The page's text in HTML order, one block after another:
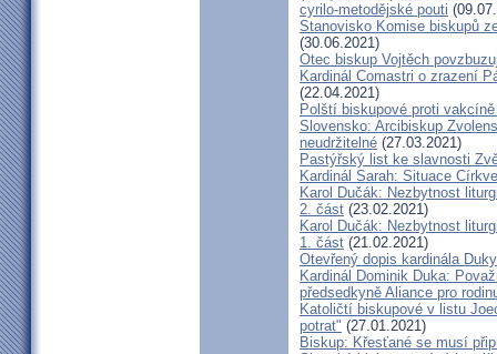
cyrilo-metodějské pouti
Stanovisko Komise biskupů
(30.06.2021)
Otec biskup Vojtěch
Kardinál Comastri o zrazení
(22.04.2021)
Polští biskupové proti
Slovensko: Arcibiskup
neudržitelné (27.03.2021)
Pastýřský list ke slavnosti
Kardinál Sarah: Situace
Karol Dučák: Nezbytnost
2. část (23.02.2021)
Karol Dučák: Nezbytnost
1. část (21.02.2021)
Otevřený dopis kardinála
Kardinál Dominik Duka:
předsedkyně Aliance pro
Katoličtí biskupové v listu
potrat" (27.01.2021)
Biskup: Křesťané se musí